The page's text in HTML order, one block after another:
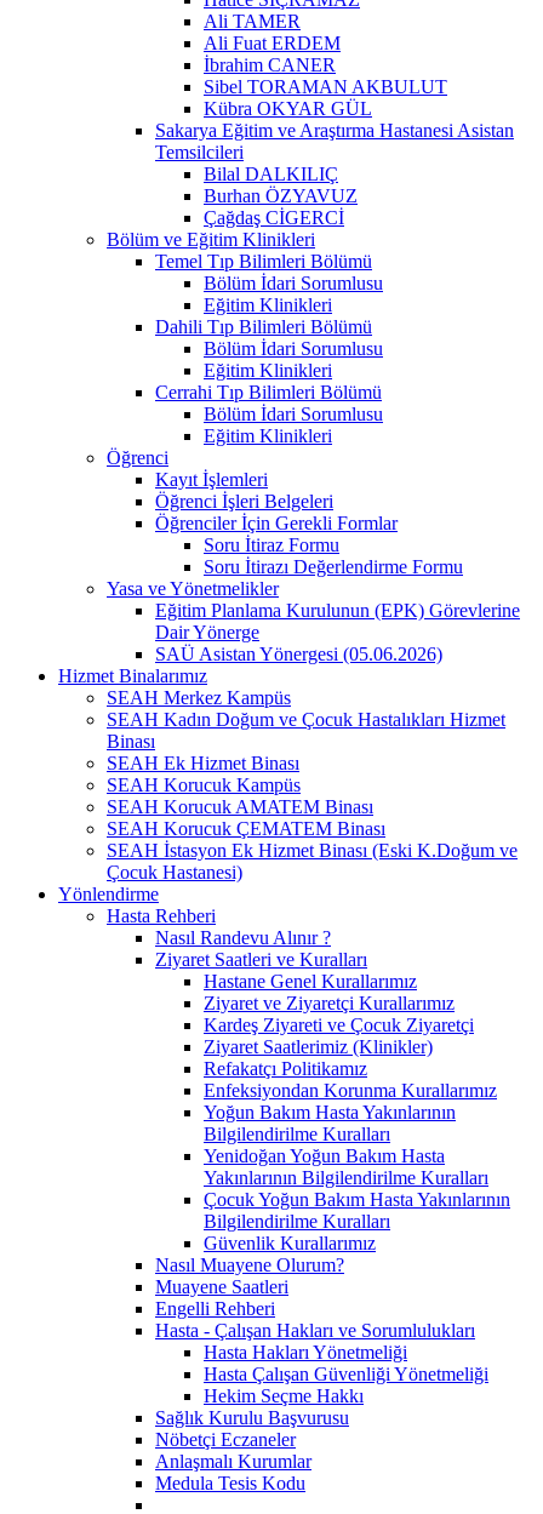
Ali TAMER
Ali Fuat ERDEM
İbrahim CANER
Sibel TORAMAN AKBULUT
Kübra OKYAR GÜL
Sakarya Eğitim ve Araştırma Hastanesi Asistan
Temsilcileri
Bilal DALKILIÇ
Burhan ÖZYAVUZ
Çağdaş CİGERCİ
Bölüm ve Eğitim Klinikleri
Temel Tıp Bilimleri Bölümü
Bölüm İdari Sorumlusu
Eğitim Klinikleri
Dahili Tıp Bilimleri Bölümü
Bölüm İdari Sorumlusu
Eğitim Klinikleri
Cerrahi Tıp Bilimleri Bölümü
Bölüm İdari Sorumlusu
Eğitim Klinikleri
Öğrenci
Kayıt İşlemleri
Öğrenci İşleri Belgeleri
Öğrenciler İçin Gerekli Formlar
Soru İtiraz Formu
Soru İtirazı Değerlendirme Formu
Yasa ve Yönetmelikler
Eğitim Planlama Kurulunun (EPK) Görevlerine
Dair Yönerge
SAÜ Asistan Yönergesi (05.06.2026)
Hizmet Binalarımız
SEAH Merkez Kampüs
SEAH Kadın Doğum ve Çocuk Hastalıkları Hizmet
Binası
SEAH Ek Hizmet Binası
SEAH Korucuk Kampüs
SEAH Korucuk AMATEM Binası
SEAH Korucuk ÇEMATEM Binası
SEAH İstasyon Ek Hizmet Binası (Eski K.Doğum ve
Çocuk Hastanesi)
Yönlendirme
Hasta Rehberi
Nasıl Randevu Alınır ?
Ziyaret Saatleri ve Kuralları
Hastane Genel Kurallarımız
Ziyaret ve Ziyaretçi Kurallarımız
Kardeş Ziyareti ve Çocuk Ziyaretçi
Ziyaret Saatlerimiz (Klinikler)
Refakatçı Politikamız
Enfeksiyondan Korunma Kurallarımız
Yoğun Bakım Hasta Yakınlarının
Bilgilendirilme Kuralları
Yenidoğan Yoğun Bakım Hasta
Yakınlarının Bilgilendirilme Kuralları
Çocuk Yoğun Bakım Hasta Yakınlarının
Bilgilendirilme Kuralları
Güvenlik Kurallarımız
Nasıl Muayene Olurum?
Muayene Saatleri
Engelli Rehberi
Hasta - Çalışan Hakları ve Sorumlulukları
Hasta Hakları Yönetmeliği
Hasta Çalışan Güvenliği Yönetmeliği
Hekim Seçme Hakkı
Sağlık Kurulu Başvurusu
Nöbetçi Eczaneler
Anlaşmalı Kurumlar
Medula Tesis Kodu